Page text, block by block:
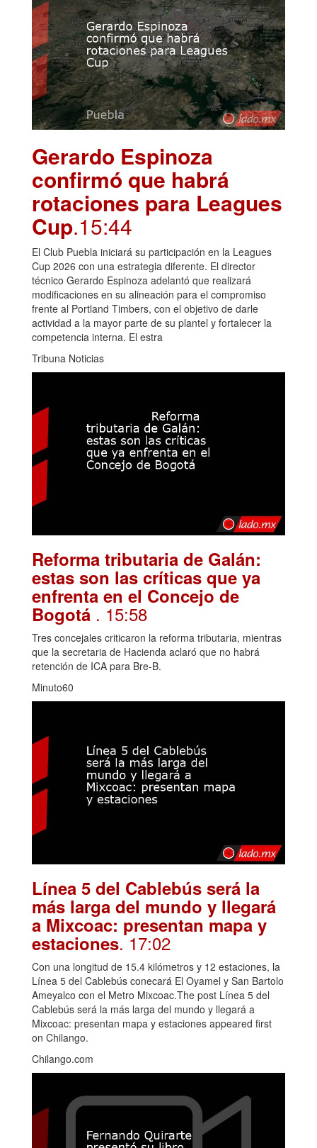
Gerardo Espinoza
confirmó que habrá
rotaciones para Leagues
Cup.15:44
El Club Puebla iniciará su participación en la Leagues
Cup 2026 con una estrategia diferente. El director
técnico Gerardo Espinoza adelantó que realizará
modificaciones en su alineación para el compromiso
frente al Portland Timbers, con el objetivo de darle
actividad a la mayor parte de su plantel y fortalecer la
competencia interna. El estra
Tribuna Noticias
Reforma tributaria de Galán:
estas son las críticas que ya
enfrenta en el Concejo de
Bogotá . 15:58
Tres concejales criticaron la reforma tributaria, mientras
que la secretaria de Hacienda aclaró que no habrá
retención de ICA para Bre-B.
Minuto60
Línea 5 del Cablebús será la
más larga del mundo y llegará
a Mixcoac: presentan mapa y
estaciones. 17:02
Con una longitud de 15.4 kilómetros y 12 estaciones, la
Línea 5 del Cablebús conecará El Oyamel y San Bartolo
Ameyalco con el Metro Mixcoac.The post Línea 5 del
Cablebús será la más larga del mundo y llegará a
Mixcoac: presentan mapa y estaciones appeared first
on Chilango.
Chilango.com